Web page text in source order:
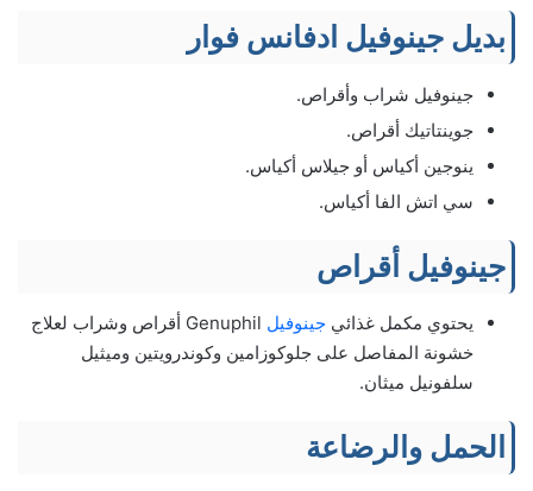
بديل جينوفيل ادفانس فوار
جينوفيل شراب وأقراص.
جوينتاتيك أقراص.
ينوجين أكياس أو جيلاس أكياس.
سي اتش الفا أكياس.
جينوفيل أقراص
يحتوي مكمل غذائي جينوفيل
Genuphil أقراص وشراب لعلاج
خشونة المفاصل على جلوكوزامين وكوندرويتين وميثيل
سلفونيل ميثان.
الحمل والرضاعة